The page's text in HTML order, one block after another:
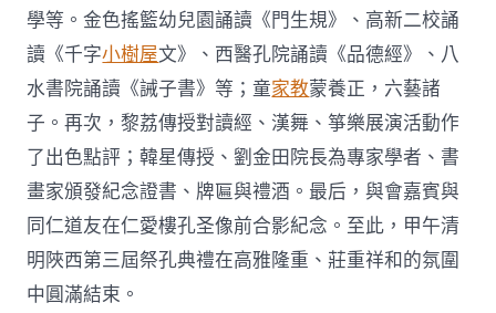
學等。金色搖籃幼兒園誦讀《門生規》、高新二校誦
讀《千字小樹屋文》、西醫孔院誦讀《品德經》、八
水書院誦讀《誡子書》等；童家教蒙養正，六藝諸
子。再次，黎荔傳授對讀經、漢舞、箏樂展演活動作
了出色點評；韓星傳授、劉金田院長為專家學者、書
畫家頒發紀念證書、牌匾與禮酒。最后，與會嘉賓與
同仁道友在仁愛樓孔圣像前合影紀念。至此，甲午清
明陜西第三屆祭孔典禮在高雅隆重、莊重祥和的氛圍
中圓滿結束。